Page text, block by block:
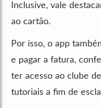
Inclusive, vale
ao cartão.
Por isso, o app
e pagar a fatura,
ter acesso ao clube
tutoriais a fim de